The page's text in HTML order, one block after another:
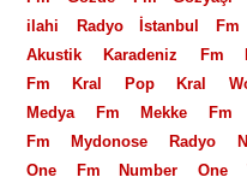
ilahi Radyo
İstanbul Fm
Akustik
Karadeniz Fm
Fm
Kral Pop Kral
Medya Fm
Mekke Fm
Fm
Mydonose Radyo
One Fm
Number One